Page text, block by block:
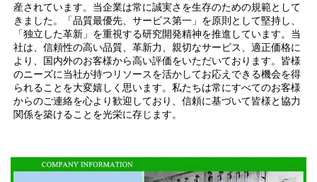
産されています。当企業は常に誠実さを生存のための規範として
きました。「品質最優先、サービス第一」を原則として堅持し、
「独立した革新」を重視する研究開発精神を推進しています。当
社は、信頼性の高い品質、革新力、親切なサービス、適正価格に
より、国内外のお客様から高い評価をいただいております。皆様
のニーズに当社が持つリソースを活かしてお応えできる機会を得
られることを大変嬉しく思います。私たちは常にすべてのお客様
からのご連絡を心より歓迎しており、信頼に基づいて皆様と協力
関係を築けることを光栄に存じます。